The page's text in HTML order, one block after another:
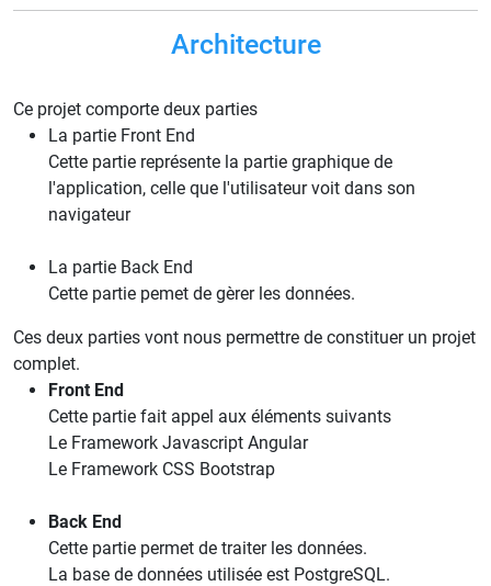
Architecture
Ce projet comporte deux parties
La partie Front End
Cette partie représente la partie graphique de
l'application, celle que l'utilisateur voit dans son
navigateur
La partie Back End
Cette partie pemet de gèrer les données.
Ces deux parties vont nous permettre de constituer un projet
complet.
Front End
Cette partie fait appel aux éléments suivants
Le Framework Javascript Angular
Le Framework CSS Bootstrap
Back End
Cette partie permet de traiter les données.
La base de données utilisée est PostgreSQL.